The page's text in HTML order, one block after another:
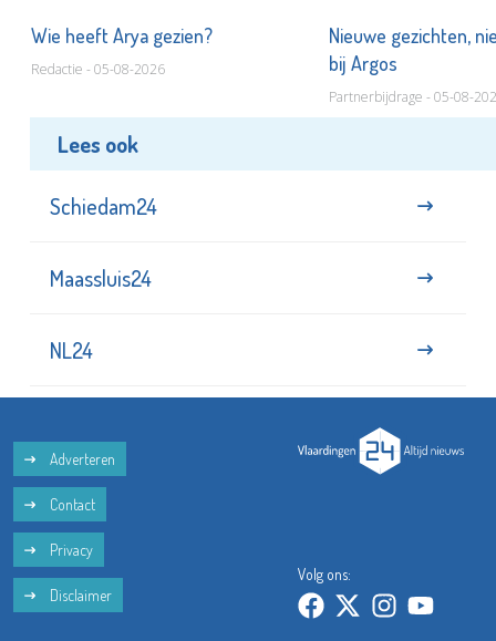
Wie heeft Arya gezien?
Redactie - 05-08-2026
Nieuwe gezichten,
bij Argos
Partnerbijdrage - 05-08-
Lees ook
Schiedam24
Maassluis24
NL24
Adverteren
Contact
Privacy
Disclaimer
Volg ons: